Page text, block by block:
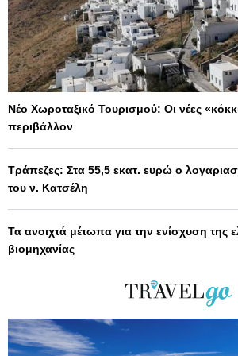
Νέο Χωροταξικό Τουρισμού: Οι νέες
περιβάλλον
Τράπεζες: Στα 55,5 εκατ. ευρώ ο
του ν. Κατσέλη
Τα ανοιχτά μέτωπα για την ενίσχυση της
βιομηχανίας